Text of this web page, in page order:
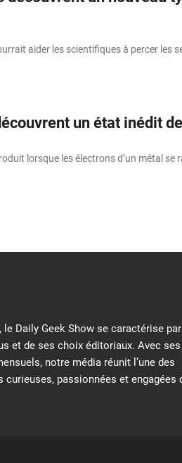
aider les scientifiques à percer les
un état inédit
lorsque les électrons d’un métal se
le Daily Geek Show se caractérise
et de ses choix éditoriaux. Avec ses
notre média réunit l’une des
passionnées et engagées